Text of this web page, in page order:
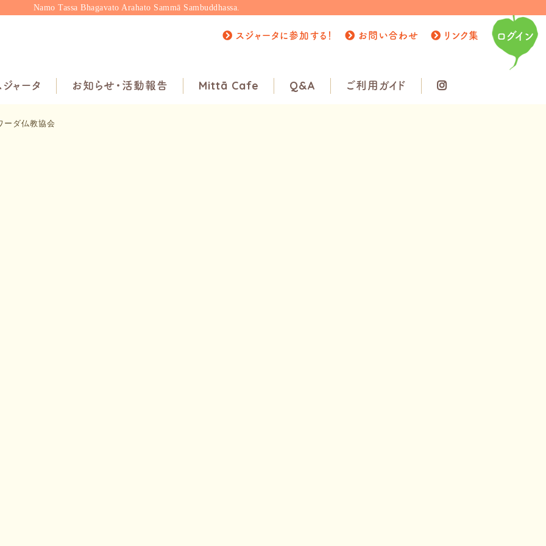
Namo Tassa Bhagavato Arahato Sammā Sambuddhassa.
スジャータに参加する！ お問い合わせ リンク集 ログイン
ャータ お知らせ・活動報告 Mittā Cafe Q&A ご利用ガイド
ーダ仏教協会